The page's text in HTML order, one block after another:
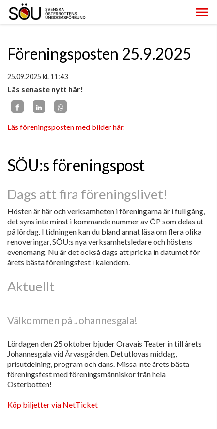
Föreningsposten 25.9.2025
25.09.2025 kl. 11:43
Läs senaste nytt här!
Läs föreningsposten med bilder här.
SÖU:s föreningspost
Dags att fira föreningslivet!
Hösten är här och verksamheten i föreningarna är i full gång,
det syns inte minst i kommande nummer av ÖP som delas ut
på lördag. I tidningen kan du bland annat läsa om flera olika
renoveringar, SÖU:s nya verksamhetsledare och höstens
evenemang. Nu är det också dags att pricka in datumet för
årets bästa föreningsfest i kalendern.
Aktuellt
Välkommen på Johannesgala!
Lördagen den 25 oktober bjuder Oravais Teater in till årets
Johannesgala vid Årvasgården. Det utlovas middag,
prisutdelning, program och dans. Missa inte årets bästa
föreningsfest med föreningsmänniskor från hela
Österbotten!
Köp biljetter via NetTicket